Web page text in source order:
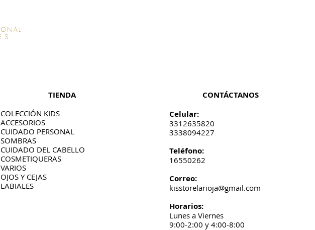
TIENDA
COLECCIÓN KIDS
ACCESORIOS
CUIDADO PERSONAL
SOMBRAS
CUIDADO DEL CABELLO
COSMETIQUERAS
VARIOS
OJOS Y CEJAS
LABIALES
CONTÁCTANOS
Celular:
3312635820
3338094227
​​​​​​​​​​​​​​​​​​​​Teléfono:
16550262
Correo:
kisstorelarioja@gmail.com
Horarios:
Lunes a Viernes
9:00-2:00 y 4:00-8:00